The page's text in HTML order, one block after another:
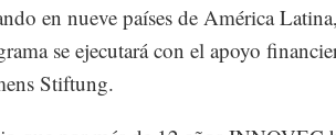
en nueve países de América
se ejecutará con el apoyo
Stiftung.